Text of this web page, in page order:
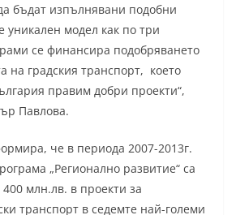
бъдат изпълнявани подобни
уникален модел как по три
се финансира подобряването
на градския транспорт, което
правим добри проекти“,
Павлова.
че в периода 2007-2013г.
„Регионално развитие“ са
млн.лв. в проекти за
транспорт в седемте най-големи